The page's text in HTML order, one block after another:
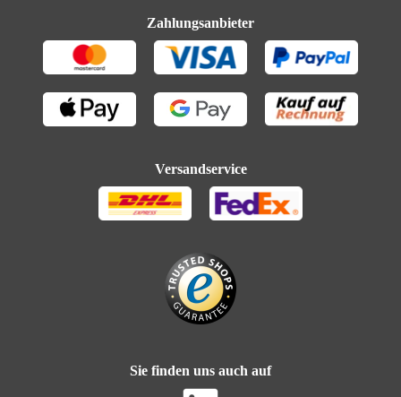
Zahlungsanbieter
Versandservice
Sie finden uns auch auf
Erweiterte Suche